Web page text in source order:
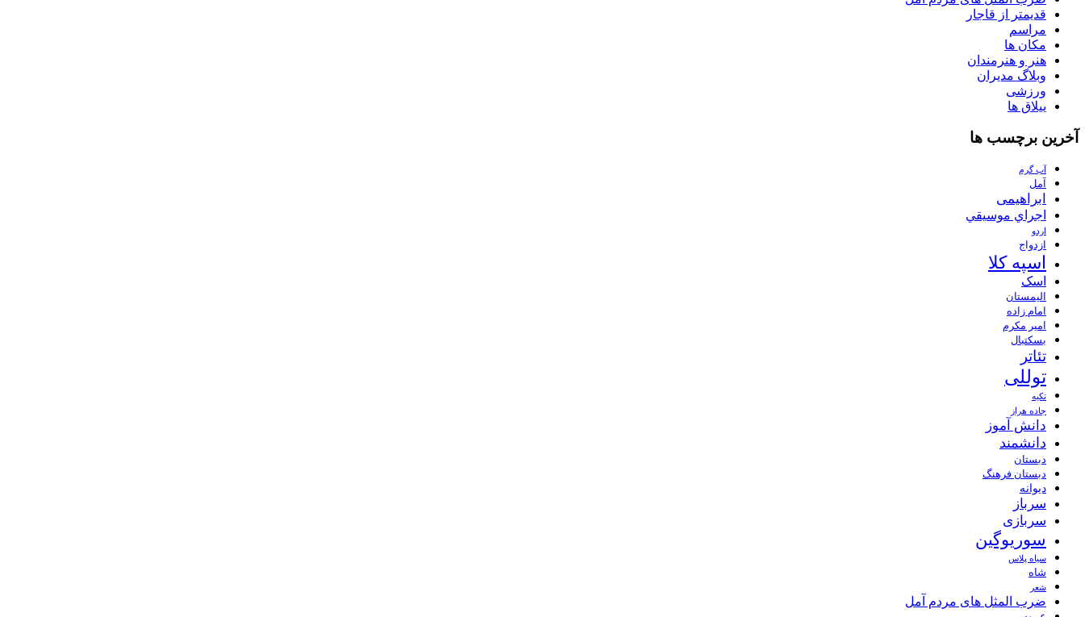
قدیمتر از قاجار
مراسم
مکان ها
هنر و هنرمندان
وبلاگ مدیران
ورزشی
ییلاق ها
آخرین برچسب ها
آب گرم
آمل
ابراهیمی
اجراي موسيقي
اردو
ازدواج
اسپه کلا
اسک
الیمستان
امام زاده
امیر مکرم
بسکتبال
تئاتر
توللی
تکیه
جاده هراز
دانش آموز
دانشمند
دبستان
دبستان فرهنگ
دیوانه
سرباز
سربازی
سوریوگین
سیاه پلاس
شاه
شعر
ضرب المثل های مردم آمل